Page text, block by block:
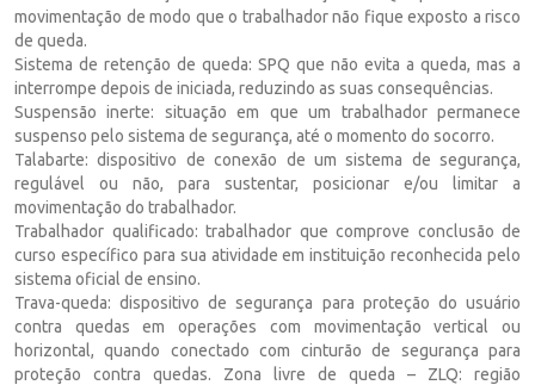
movimentação de modo que o trabalhador não fique exposto a risco
de queda.
Sistema de retenção de queda: SPQ que não evita a queda, mas a
interrompe depois de iniciada, reduzindo as suas consequências.
Suspensão inerte: situação em que um trabalhador permanece
suspenso pelo sistema de segurança, até o momento do socorro.
Talabarte: dispositivo de conexão de um sistema de segurança,
regulável ou não, para sustentar, posicionar e/ou limitar a
movimentação do trabalhador.
Trabalhador qualificado: trabalhador que comprove conclusão de
curso específico para sua atividade em instituição reconhecida pelo
sistema oficial de ensino.
Trava-queda: dispositivo de segurança para proteção do usuário
contra quedas em operações com movimentação vertical ou
horizontal, quando conectado com cinturão de segurança para
proteção contra quedas. Zona livre de queda – ZLQ: região